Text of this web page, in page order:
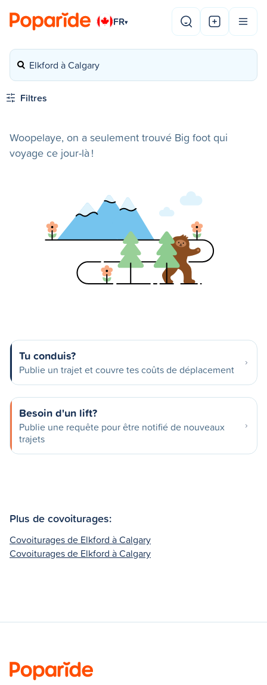
FR▾
Elkford à Calgary
Filtres
Woopelaye, on a seulement trouvé Big foot qui
voyage ce jour-là !
Tu conduis?
Publie un trajet et couvre tes coûts de déplacement
Besoin d'un lift?
Publie une requête pour être notifié de nouveaux
trajets
Plus de covoiturages:
Covoiturages de Elkford à Calgary
Covoiturages de Elkford à Calgary